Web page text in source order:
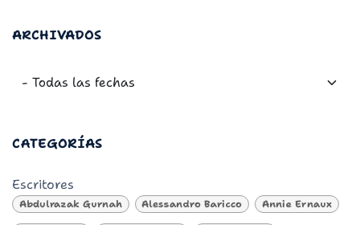
ARCHIVADOS
CATEGORÍAS
Escritores
Abdulrazak Gurnah Alessandro Baricco Annie Ernaux